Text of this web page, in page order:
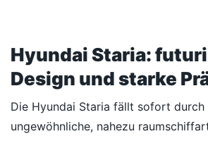
Hyundai Staria:
Design und starke
Die Hyundai Staria fällt sofort durch
ungewöhnliche, nahezu